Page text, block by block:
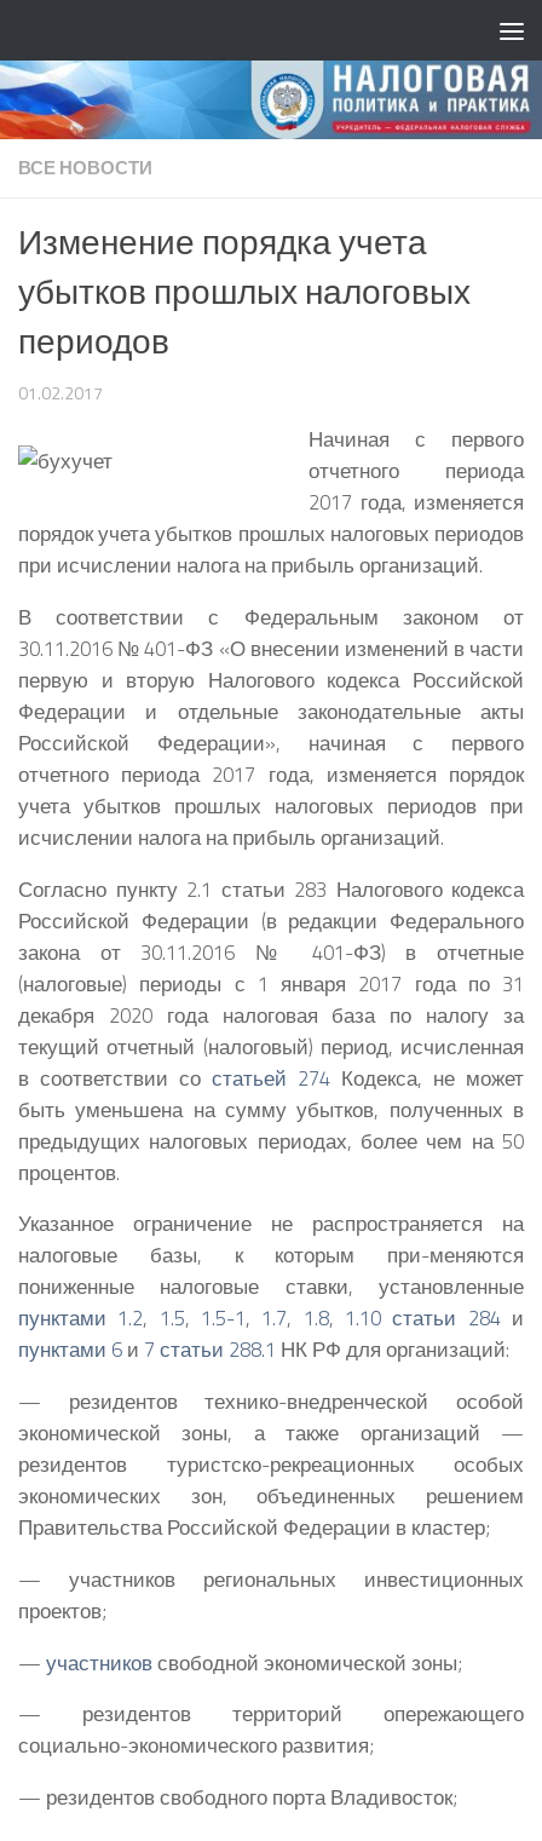
ВСЕ НОВОСТИ
Изменение порядка учета
убытков прошлых налоговых
периодов
01.02.2017
Начиная с первого
отчетного периода
2017 года, изменяется
порядок учета убытков прошлых налоговых периодов
при исчислении налога на прибыль организаций.
В соответствии с Федеральным законом от
30.11.2016 № 401-ФЗ «О внесении изменений в части
первую и вторую Налогового кодекса Российской
Федерации и отдельные законодательные акты
Российской Федерации», начиная с первого
отчетного периода 2017 года, изменяется порядок
учета убытков прошлых налоговых периодов при
исчислении налога на прибыль организаций.
Согласно пункту 2.1 статьи 283 Налогового кодекса
Российской Федерации (в редакции Федерального
закона от 30.11.2016 № 401-ФЗ) в отчетные
(налоговые) периоды с 1 января 2017 года по 31
декабря 2020 года налоговая база по налогу за
текущий отчетный (налоговый) период, исчисленная
в соответствии со статьей 274 Кодекса, не может
быть уменьшена на сумму убытков, полученных в
предыдущих налоговых периодах, более чем на 50
процентов.
Указанное ограничение не распространяется на
налоговые базы, к которым при-меняются
пониженные налоговые ставки, установленные
пунктами 1.2, 1.5, 1.5-1, 1.7, 1.8, 1.10 статьи 284и
пунктами 6 и 7 статьи 288.1 НК РФ для организаций:
— резидентов технико-внедренческой особой
экономической зоны, а также организаций —
резидентов туристско-рекреационных особых
экономических зон, объединенных решением
Правительства Российской Федерации в кластер;
— участников региональных инвестиционных
проектов;
— участниковсвободной экономической зоны;
— резидентов территорий опережающего
социально-экономического развития;
— резидентов свободного порта Владивосток;